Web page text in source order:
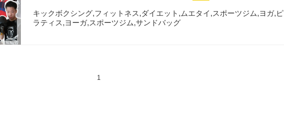
キックボクシング,フィットネス,ダイエット,ムエタイ,スポーツジム,ヨガ,ピ
ラティス,ヨーガ,スポーツジム,サンドバッグ
1